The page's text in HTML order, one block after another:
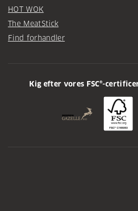
HOT WOK
The MeatStick
Find forhandler
Kig efter vores FSC®-